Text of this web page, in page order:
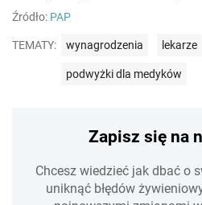
Źródło: PAP
TEMATY: wynagrodzenia lekarze
podwyżki dla medyków
Zapisz się na
Chcesz wiedzieć jak dbać o
uniknąć błędów